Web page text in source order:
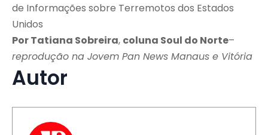
de Informações sobre Terremotos dos Estados
Unidos
Por Tatiana Sobreira, coluna Soul do Norte–
reprodução na Jovem Pan News Manaus e Vitória
Autor